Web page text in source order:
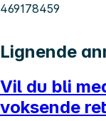
469178459
Lignende
Vil du bli
voksende